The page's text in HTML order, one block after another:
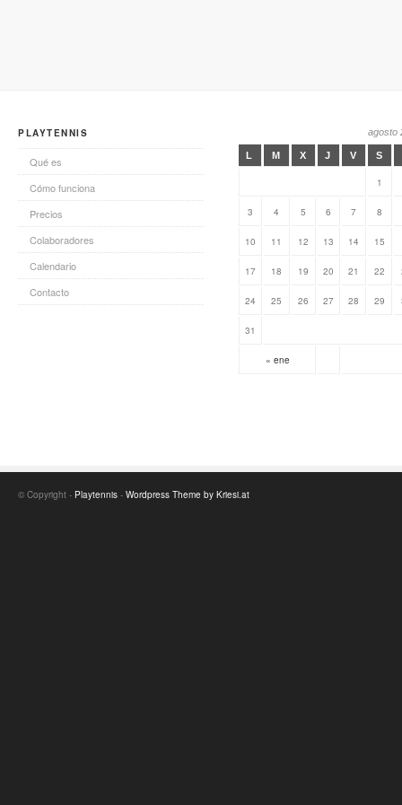
PLAYTENNIS
Qué es
Cómo funciona
Precios
Colaboradores
Calendario
Contacto
agosto
L M X J V S
« ene
1
3 4 5 6 7 8
10 11 12 13 14 15
17 18 19 20 21 22
24 25 26 27 28 29
31
© Copyright - Playtennis - Wordpress Theme by Kriesi.at